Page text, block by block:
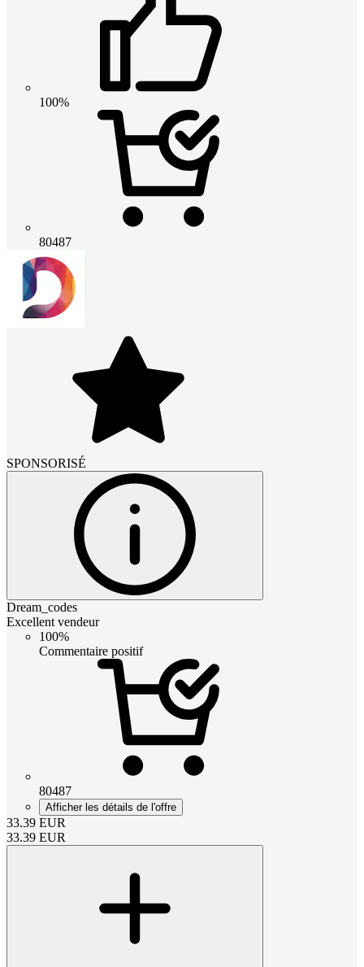
100%
80487
SPONSORISÉ
Dream_codes
Excellent vendeur
100%
Commentaire positif
80487
Afficher les détails de l'offre
33.39 EUR
33.39 EUR